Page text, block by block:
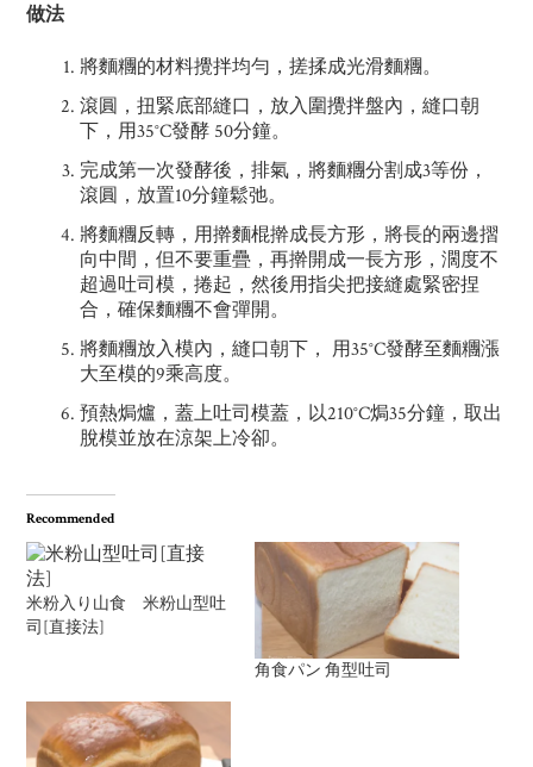
做法
將麵糰的材料攪拌均勻，搓揉成光滑麵糰。
滾圓，扭緊底部縫口，放入圍攪拌盤內，縫口朝
下，用35°C發酵 50分鐘。
完成第一次發酵後，排氣，將麵糰分割成3等份，
滾圓，放置10分鐘鬆弛。
將麵糰反轉，用擀麵棍擀成長方形，將長的兩邊摺
向中間，但不要重疊，再擀開成一長方形，濶度不
超過吐司模，捲起，然後用指尖把接縫處緊密捏
合，確保麵糰不會彈開。
將麵糰放入模內，縫口朝下， 用35°C發酵至麵糰漲
大至模的9乘高度。
預熱焗爐，蓋上吐司模蓋，以210°C焗35分鐘，取出
脫模並放在涼架上冷卻。
Recommended
米粉入り山食 米粉山型吐
司[直接法]
角食パン 角型吐司